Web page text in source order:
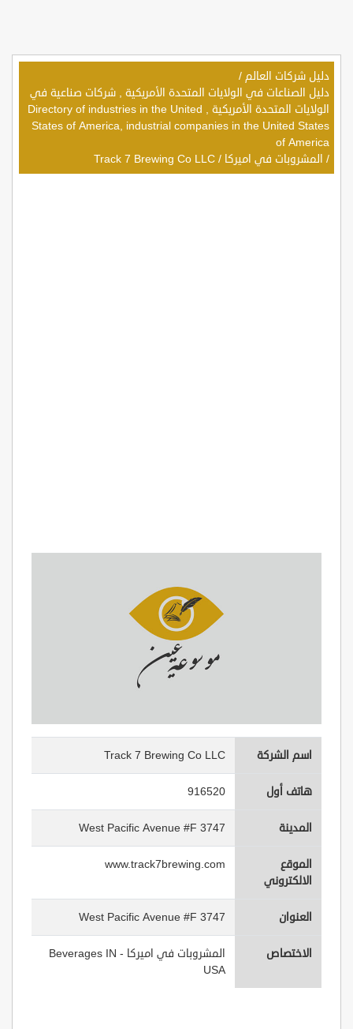
دليل شركات العالم /
دليل الصناعات في الولايات المتحدة الأمريكية , شركات صناعية في
الولايات المتحدة الأمريكية , Directory of industries in the United
States of America, industrial companies in the United States
of America
/ المشروبات في اميركا /
Track 7 Brewing Co LLC
اسم الشركة Track 7 Brewing Co LLC
هاتف أول 916520
المدينة 3747 West Pacific Avenue #F
الموقع
الالكتروني
www.track7brewing.com
العنوان 3747 West Pacific Avenue #F
الاختصاص
المشروبات في اميركا - Beverages IN
USA